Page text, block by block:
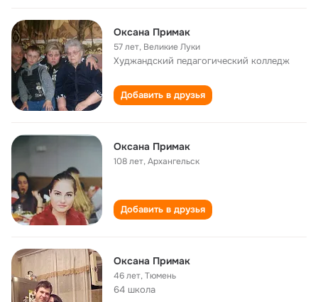
Оксана Примак
57 лет, Великие Луки
Худжандский педагогический колледж
Добавить в друзья
Оксана Примак
108 лет,Архангельск
Добавить в друзья
Оксана Примак
46 лет,Тюмень
64 школа